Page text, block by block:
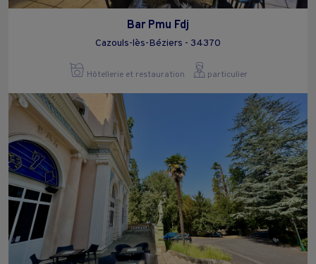
Bar Pmu Fdj
Cazouls-lès-Béziers - 34370
Hôtellerie et restauration particulier